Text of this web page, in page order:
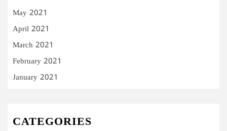
May 2021
April 2021
March 2021
February 2021
January 2021
CATEGORIES